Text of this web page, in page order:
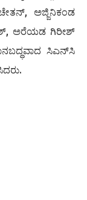
ಅಜ್ಜಿನಿಕಂಡ
ಅರೆಯಡ ಗಿರೀಶ್
ಸಿಎನ್‌ಸಿ